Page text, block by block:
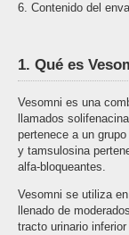
6. Contenido del
1. Qué es
Vesomni es una
llamados
pertenece a un
y tamsulosina
alfa-bloqueantes.
Vesomni se utiliza
llenado de
tracto urinario